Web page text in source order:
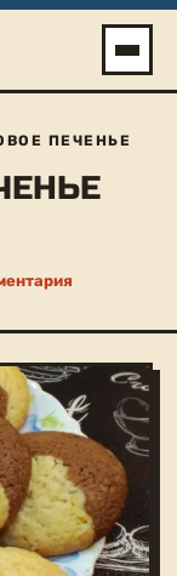
ПЕЧЕНЬЕ